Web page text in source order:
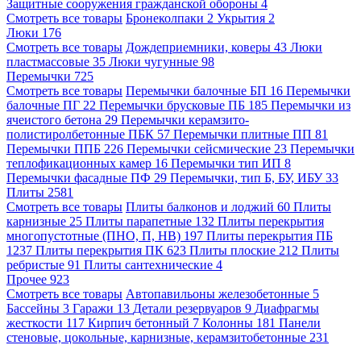
Защитные сооружения гражданской обороны 4
Смотреть все товары Бронеколпаки 2 Укрытия 2
Люки 176
Смотреть все товары Дождеприемники, коверы 43 Люки
пластмассовые 35 Люки чугунные 98
Перемычки 725
Смотреть все товары Перемычки балочные БП 16 Перемычки
балочные ПГ 22 Перемычки брусковые ПБ 185 Перемычки из
ячеистого бетона 29 Перемычки керамзито-
полистиролбетонные ПБК 57 Перемычки плитные ПП 81
Перемычки ППБ 226 Перемычки сейсмические 23 Перемычки
теплофикационных камер 16 Перемычки тип ИП 8
Перемычки фасадные ПФ 29 Перемычки, тип Б, БУ, ИБУ 33
Плиты 2581
Смотреть все товары Плиты балконов и лоджий 60 Плиты
карнизные 25 Плиты парапетные 132 Плиты перекрытия
многопустотные (ПНО, П, НВ) 197 Плиты перекрытия ПБ
1237 Плиты перекрытия ПК 623 Плиты плоские 212 Плиты
ребристые 91 Плиты сантехнические 4
Прочее 923
Смотреть все товары Автопавильоны железобетонные 5
Бассейны 3 Гаражи 13 Детали резервуаров 9 Диафрагмы
жесткости 117 Кирпич бетонный 7 Колонны 181 Панели
стеновые, цокольные, карнизные, керамзитобетонные 231